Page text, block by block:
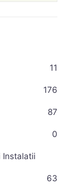
11
176
87
0
Instalatii
63